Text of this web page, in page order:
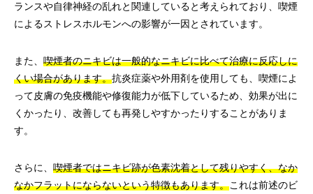
ランスや自律神経の乱れと関連していると考えられており、喫煙
によるストレスホルモンへの影響が一因とされています。
また、 喫煙者のニキビは一般的なニキビに比べて治療に反応しに
くい場合があります。抗炎症薬や外用剤を使用しても、喫煙によ
って皮膚の免疫機能や修復能力が低下しているため、効果が出に
くかったり、改善しても再発しやすかったりすることがありま
す。
さらに、 喫煙者ではニキビ跡が色素沈着として残りやすく、なか
なかフラットにならないという特徴もあります。これは前述のビ